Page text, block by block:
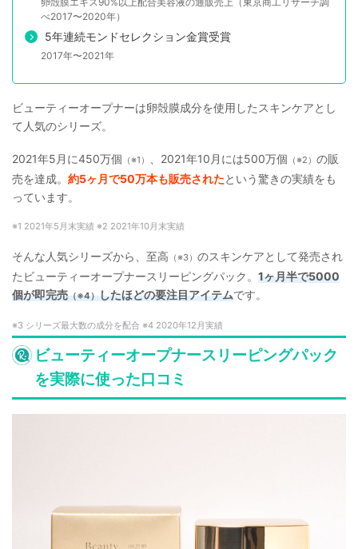
べ2017〜2020年）
5年連続モンドセレクション金賞受賞
2017年〜2021年
ビューティーオープナーは卵殻膜成分を使用したスキンケアとし
て人気のシリーズ。
2021年5月に450万個 （※1） 、2021年10月には500万個 （※2） の販
売を達成。 約5ヶ月で50万本も販売されたという驚きの実績をも
っています。
※1 2021年5月末実績 ※2 2021年10月末実績
そんな人気シリーズから、至高 （※3） のスキンケアとして発売され
たビューティーオープナースリーピングパック。 1ヶ月半で5000
個が即完売（※4）したほどの要注目アイテムです。
※3 シリーズ最大数の成分を配合 ※4 2020年12月実績
ビューティーオープナースリーピングパック
を実際に使った口コミ